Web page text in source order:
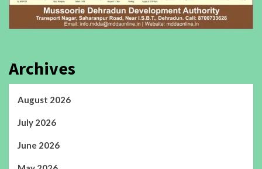
Archives
August 2026
July 2026
June 2026